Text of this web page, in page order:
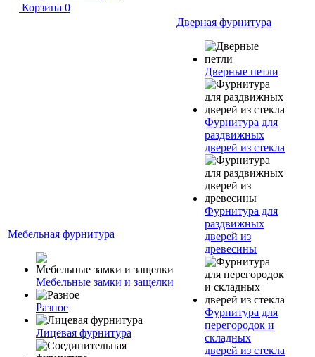
Корзина 0
Мебельная фурнитура
Мебельные замки и защелки
Разное
Лицевая фурнитура
Дверная фурнитура
Дверные петли
Фурнитура для
раздвижных
дверей из стекла
Фурнитура для
раздвижных
дверей из
древесины
Фурнитура для
перегородок и
складных
дверей из стекла